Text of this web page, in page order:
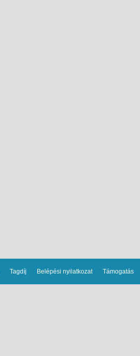
Tagdíj Belépési nyilatkozat Támogatás